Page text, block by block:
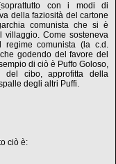
con i modi di
della faziosità del cartone
comunista che si è
villaggio. Come sosteneva
regime comunista (la c.d.
godendo del favore del
di ciò è Puffo Goloso,
del cibo, approfitta della
degli altri Puffi.
ciò è: